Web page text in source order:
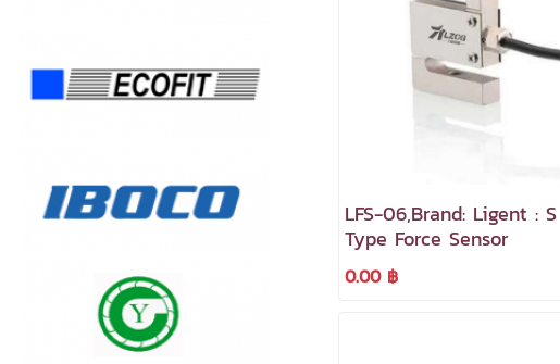
LFS-06,Brand: Ligent : S
Type Force Sensor
0.00 ฿